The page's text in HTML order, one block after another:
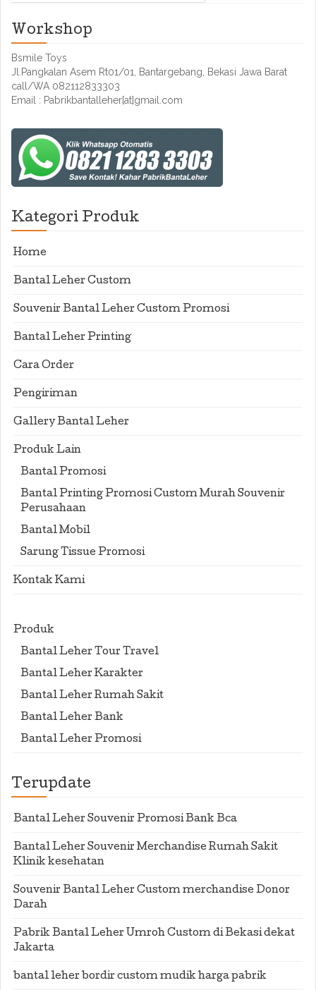
Workshop
Bsmile Toys
Jl.Pangkalan Asem Rt01/01, Bantargebang, Bekasi Jawa Barat
call/WA 082112833303
Email : Pabrikbantalleher[at]gmail.com
Kategori Produk
Home
Bantal Leher Custom
Souvenir Bantal Leher Custom Promosi
Bantal Leher Printing
Cara Order
Pengiriman
Gallery Bantal Leher
Produk Lain
Bantal Promosi
Bantal Printing Promosi Custom Murah Souvenir
Perusahaan
Bantal Mobil
Sarung Tissue Promosi
Kontak Kami
Produk
Bantal Leher Tour Travel
Bantal Leher Karakter
Bantal Leher Rumah Sakit
Bantal Leher Bank
Bantal Leher Promosi
Terupdate
Bantal Leher Souvenir Promosi Bank Bca
Bantal Leher Souvenir Merchandise Rumah Sakit
Klinik kesehatan
Souvenir Bantal Leher Custom merchandise Donor
Darah
Pabrik Bantal Leher Umroh Custom di Bekasi dekat
Jakarta
bantal leher bordir custom mudik harga pabrik